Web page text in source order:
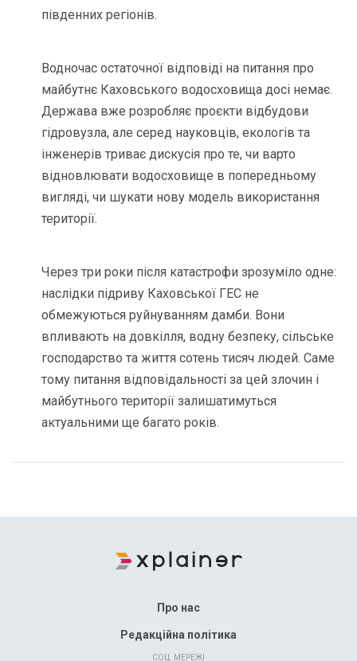
південних регіонів.
Водночас остаточної відповіді на питання про
майбутнє Каховського водосховища досі немає.
Держава вже розробляє проєкти відбудови
гідровузла, але серед науковців, екологів та
інженерів триває дискусія про те, чи варто
відновлювати водосховище в попередньому
вигляді, чи шукати нову модель використання
території.
Через три роки після катастрофи зрозуміло одне:
наслідки підриву Каховської ГЕС не
обмежуються руйнуванням дамби. Вони
впливають на довкілля, водну безпеку, сільське
господарство та життя сотень тисяч людей. Саме
тому питання відповідальності за цей злочин і
майбутнього території залишатимуться
актуальними ще багато років.
Про нас
Редакційна політика
СОЦ. МЕРЕЖІ